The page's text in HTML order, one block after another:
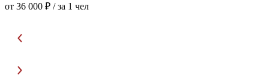
от 36 000 ₽ / за 1 чел